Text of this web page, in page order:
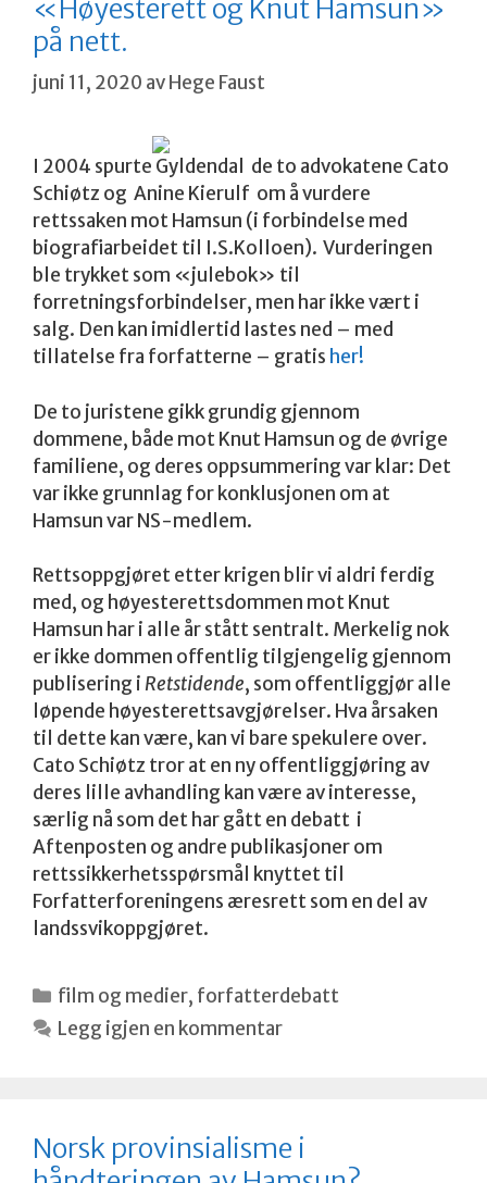
«Høyesterett og Knut Hamsun»
på nett.
juni 11, 2020 avHege Faust
I 2004 spurte Gyldendal de to advokatene Cato
Schiøtz og Anine Kierulf om å vurdere
rettssaken mot Hamsun (i forbindelse med
biografiarbeidet til I.S.Kolloen). Vurderingen
ble trykket som «julebok» til
forretningsforbindelser, men har ikke vært i
salg. Den kan imidlertid lastes ned – med
tillatelse fra forfatterne – gratis her!
De to juristene gikk grundig gjennom
dommene, både mot Knut Hamsun og de øvrige
familiene, og deres oppsummering var klar: Det
var ikke grunnlag for konklusjonen om at
Hamsun var NS-medlem.
Rettsoppgjøret etter krigen blir vi aldri ferdig
med, og høyesterettsdommen mot Knut
Hamsun har i alle år stått sentralt. Merkelig nok
er ikke dommen offentlig tilgjengelig gjennom
publisering i Retstidende, som offentliggjør alle
løpende høyesterettsavgjørelser. Hva årsaken
til dette kan være, kan vi bare spekulere over.
Cato Schiøtz tror at en ny offentliggjøring av
deres lille avhandling kan være av interesse,
særlig nå som det har gått en debatt i
Aftenposten og andre publikasjoner om
rettssikkerhetsspørsmål knyttet til
Forfatterforeningens æresrett som en del av
landssvikoppgjøret.
Kategorier
film og medier, forfatterdebatt
Legg igjen en kommentar
Norsk provinsialisme i